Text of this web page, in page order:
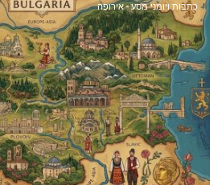
כתבות ויומני מסע - אירופה